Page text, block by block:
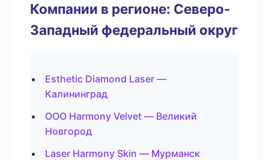
Компании в регионе: Северо-
Западный федеральный округ
Esthetic Diamond Laser —
Калининград
ООО Harmony Velvet — Великий
Новгород
Laser Harmony Skin — Мурманск